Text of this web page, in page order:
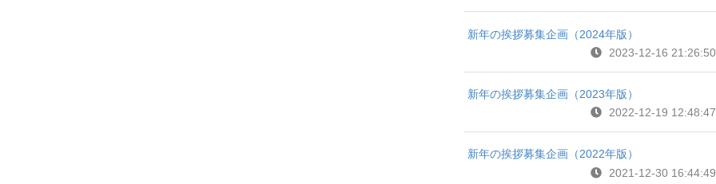
新年の挨拶募集企画（2024年版）
2023-12-16 21:26:50
新年の挨拶募集企画（2023年版）
2022-12-19 12:48:47
新年の挨拶募集企画（2022年版）
2021-12-30 16:44:49